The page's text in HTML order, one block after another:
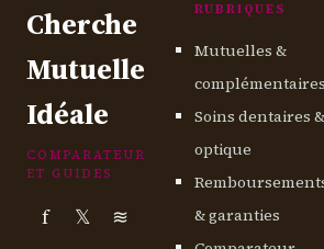
Cherche
Mutuelle
Idéale
COMPARATEUR
ET GUIDES
f 𝕏 ≋
RUBRIQUES
Mutuelles &
complémentaires
Soins dentaires &
optique
& garanties